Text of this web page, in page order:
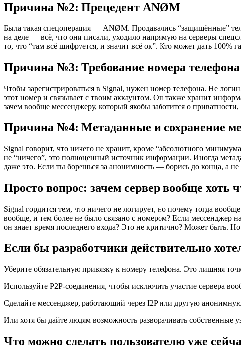
Причина №2: Прецедент ANØM
Была такая спецоперация — ANØM. Продавались “защищённые”
на деле — всё, что они писали, уходило напрямую на серверы
то, что “там всё шифруется, и значит всё ок”. Кто может дать 100%
Причина №3: Требование номера телефона
Чтобы зарегистрироваться в Signal, нужен номер телефона. Не
этот номер и связывает с твоим аккаунтом. Он также хранит
зачем вообще мессенджеру, который якобы заботится о
Причина №4: Метаданные и сохранение
Signal говорит, что ничего не хранит, кроме “абсолютного
не “ничего”, это полноценный источник информации. Иногда
даже это. Если ты борешься за анонимность — борись до конца, а не
Просто вопрос: зачем сервер вообще хоть
Signal гордится тем, что ничего не логирует, но почему тогда
вообще, и тем более не было связано с номером? Если мессенджер
он знает время последнего входа? Это не критично? Может быть.
Если бы разработчики действительно
Уберите обязательную привязку к номеру телефона. Это лишняя
Используйте P2P-соединения, чтобы исключить участие сервера
Сделайте мессенджер, работающий через I2P или другую
Или хотя бы дайте людям возможность разворачивать собственные
Что можно сделать пользователю уже